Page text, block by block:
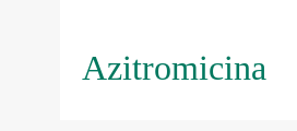
Azitromicina